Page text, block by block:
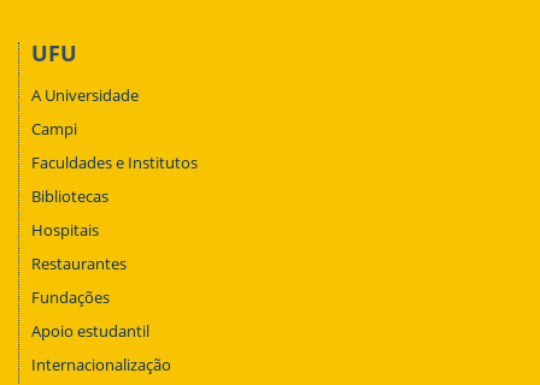
UFU
A Universidade
Campi
Faculdades e Institutos
Bibliotecas
Hospitais
Restaurantes
Fundações
Apoio estudantil
Internacionalização